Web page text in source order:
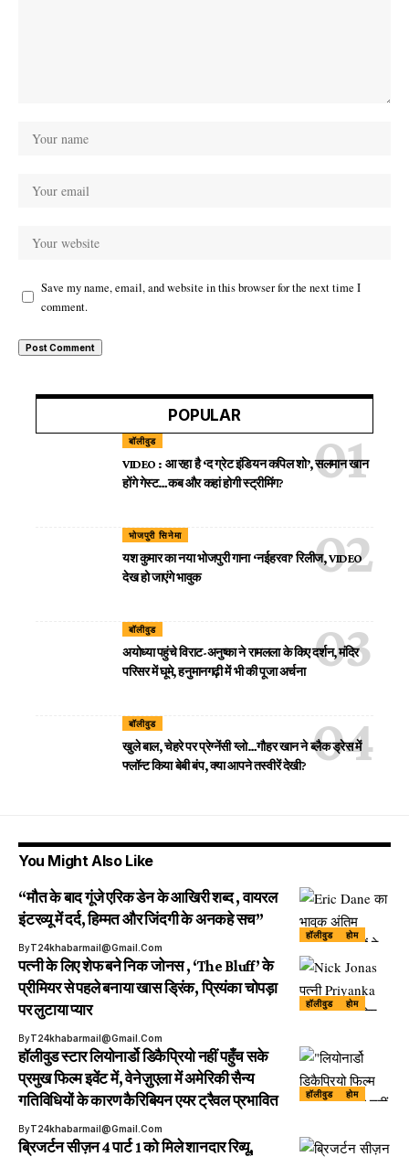
Save my name, email, and website in this browser for the next time I
comment.
POPULAR
बॉलीवुड
VIDEO : आ रहा है ‘द ग्रेट इंडियन कपिल शो’, सलमान खान
होंगे गेस्ट…कब और कहां होगी स्ट्रीमिंग?
भोजपुरी सिनेमा
यश कुमार का नया भोजपुरी गाना ‘नईहरवा’ रिलीज, VIDEO
देख हो जाएंगे भावुक
बॉलीवुड
अयोध्या पहुंचे विराट-अनुष्का ने रामलला के किए दर्शन, मंदिर
परिसर में घूमे, हनुमानगढ़ी में भी की पूजा अर्चना
बॉलीवुड
खुले बाल, चेहरे पर प्रेग्नेंसी ग्लो…गौहर खान ने ब्लैक ड्रेस में
फ्लॉन्ट किया बेबी बंप, क्या आपने तस्वीरें देखी?
You Might Also Like
हॉलीवुड होम
“मौत के बाद गूंजे एरिक डेन के आखिरी शब्द , वायरल
इंटरव्यू में दर्द, हिम्मत और जिंदगी के अनकहे सच”
ByT24khabarmail@gmail.com
हॉलीवुड होम
पत्नी के लिए शेफ बने निक जोनस , ‘The Bluff’ के
प्रीमियर से पहले बनाया खास ड्रिंक, प्रियंका चोपड़ा
पर लुटाया प्यार
ByT24khabarmail@gmail.com
हॉलीवुड होम
हॉलीवुड स्टार लियोनार्डो डिकैप्रियो नहीं पहुँच सके
प्रमुख फिल्म इवेंट में, वेनेज़ुएला में अमेरिकी सैन्य
गतिविधियों के कारण कैरिबियन एयर ट्रैवल प्रभावित
ByT24khabarmail@gmail.com
ब्रिजर्टन सीज़न 4 पार्ट 1 को मिले शानदार रिव्यू,